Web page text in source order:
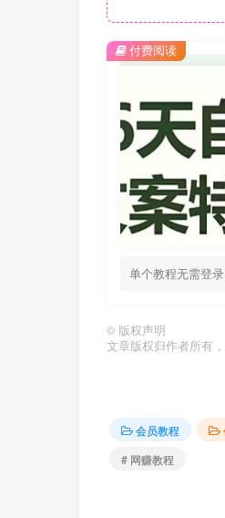
单个教程无需登
付费阅读
© 版权声明
文章版权归作者所有
会员教程
# 网赚教程